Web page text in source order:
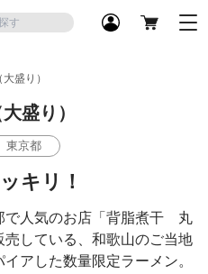
盛り）
盛り）
東京都
キリ！
で人気のお店「背脂煮干 丸
している、和歌山のご当地
アした数量限定ラーメン。